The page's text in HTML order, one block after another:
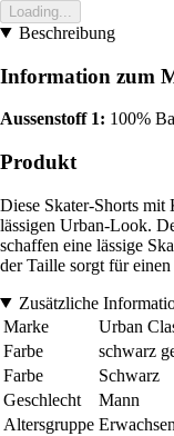
Loading...
Beschreibung
Information zum
Aussenstoff 1: 100%
Produkt
Diese Skater-Shorts
lässigen Urban-Look.
schaffen eine lässige
der Taille sorgt für
Zusätzliche
Marke
Urban
Farbe
schwarz
Farbe
Schwarz
Geschlecht
Mann
Altersgruppe